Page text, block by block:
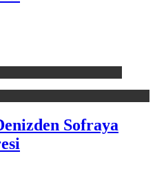
Sofraya